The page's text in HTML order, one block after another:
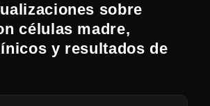
sobre
células madre,
y resultados de